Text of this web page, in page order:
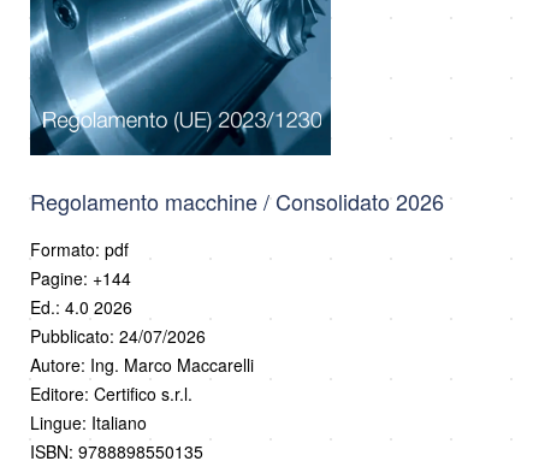
Regolamento macchine / Consolidato 2026
Formato: pdf
Pagine: +144
Ed.: 4.0 2026
Pubblicato: 24/07/2026
Autore: Ing. Marco Maccarelli
Editore: Certifico s.r.l.
Lingue: Italiano
ISBN: 9788898550135